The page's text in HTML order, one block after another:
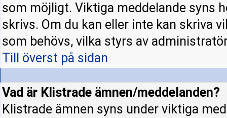
som möjligt. Viktiga meddelande syns
skrivs. Om du kan eller inte kan skriva
som behövs, vilka styrs av
Till överst på sidan
Vad är Klistrade ämnen/meddelanden?
Klistrade ämnen syns under viktiga